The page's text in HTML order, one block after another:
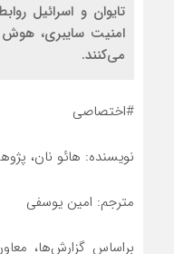
تایوان و اسرائیل
امنیت سایبری،
می‌کنند.
#اختصاصی
نویسنده: هائو نان،
مترجم: امین یوسفی
براساس گزارش‌ها،